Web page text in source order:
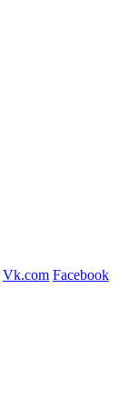
Vk.com Facebook